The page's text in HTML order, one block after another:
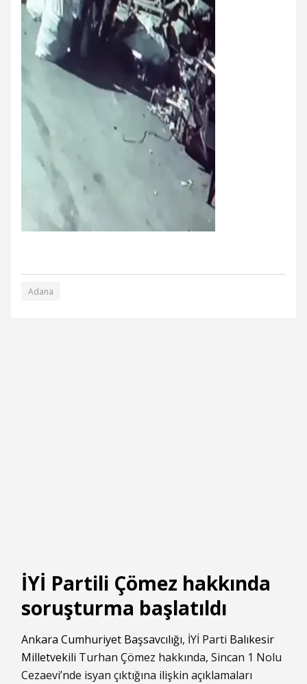
Adana
İYİ Partili Çömez hakkında
soruşturma başlatıldı
Ankara Cumhuriyet Başsavcılığı, İYİ Parti Balıkesir
Milletvekili Turhan Çömez hakkında, Sincan 1 Nolu
Cezaevi’nde isyan çıktığına ilişkin açıklamaları